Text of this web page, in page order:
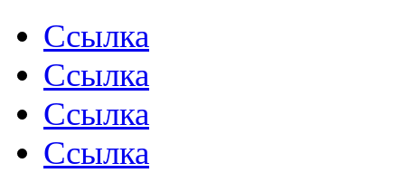
Ссылка
Ссылка
Ссылка
Ссылка